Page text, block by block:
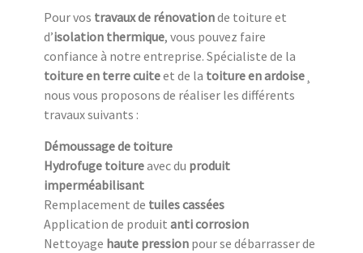
Pour vos travaux de rénovationde toiture et
d’isolation thermique, vous pouvez faire
confiance à notre entreprise. Spécialiste de la
toiture en terre cuiteet de la toiture en ardoise
nous vous proposons de réaliser les différents
travaux suivants :
Démoussage de toiture
Hydrofuge toitureavec du produit
imperméabilisant
Remplacement de tuiles cassées
Application de produit anti corrosion
Nettoyage haute pression pour se débarrasser de